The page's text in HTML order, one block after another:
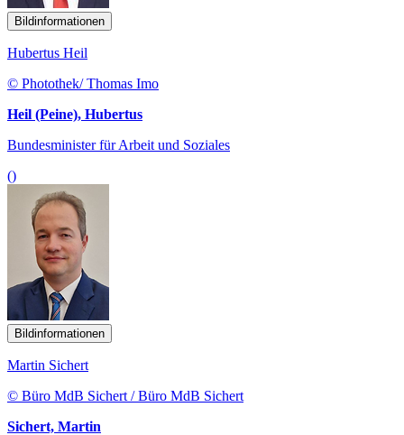
Bildinformationen
Hubertus Heil
© Photothek/ Thomas Imo
Heil (Peine), Hubertus
Bundesminister für Arbeit und Soziales
()
Bildinformationen
Martin Sichert
© Büro MdB Sichert / Büro MdB Sichert
Sichert, Martin